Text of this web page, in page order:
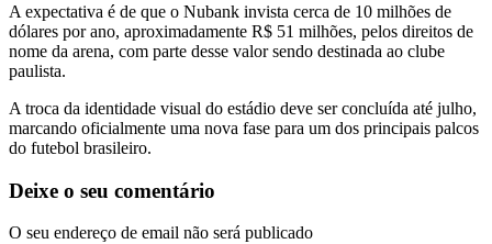
A expectativa é de que o Nubank invista cerca de 10 milhões de
dólares por ano, aproximadamente R$ 51 milhões, pelos direitos de
nome da arena, com parte desse valor sendo destinada ao clube
paulista.
A troca da identidade visual do estádio deve ser concluída até julho,
marcando oficialmente uma nova fase para um dos principais palcos
do futebol brasileiro.
Deixe o seu comentário
O seu endereço de email não será publicado